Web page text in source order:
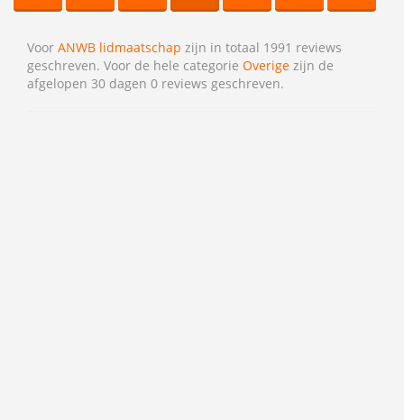
Voor ANWB lidmaatschap zijn in totaal 1991 reviews
geschreven. Voor de hele categorie Overige zijn de
afgelopen 30 dagen 0 reviews geschreven.